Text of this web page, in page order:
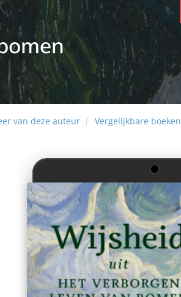
van deze auteur Vergelijkbare boeken